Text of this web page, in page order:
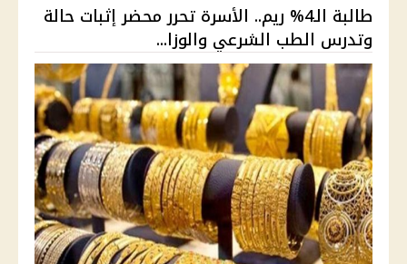
طالبة الـ4% ريم.. الأسرة تحرر محضر إثبات حالة
وتدرس الطب الشرعي والوزا...